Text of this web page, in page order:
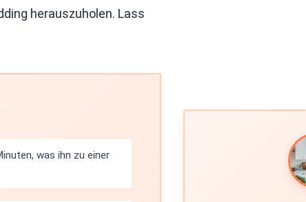
herauszuholen. Lass
was ihn zu einer